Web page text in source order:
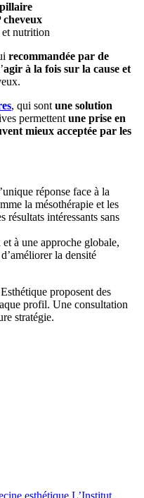
cheveux
nutrition
recommandée par de
agir à la fois sur la cause et
, qui sont une solution
permettent une prise en
mieux acceptée par les
réponse face à la
la mésothérapie et les
résultats intéressants sans
à une approche globale,
la densité
proposent des
profil. Une consultation
stratégie.